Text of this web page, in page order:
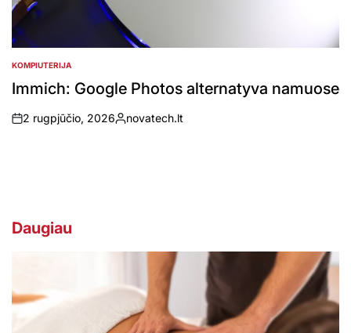
POSTED
IN
KOMPIUTERIJA
Immich: Google Photos alternatyva namuose
on
2 rugpjūčio, 2026
Posted
novatech.lt
Daugiau